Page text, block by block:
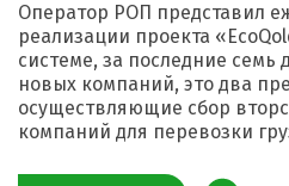
Оператор РОП представил
реализации проекта
системе, за последние семь
новых компаний, это два
осуществляющие сбор
компаний для перевозки